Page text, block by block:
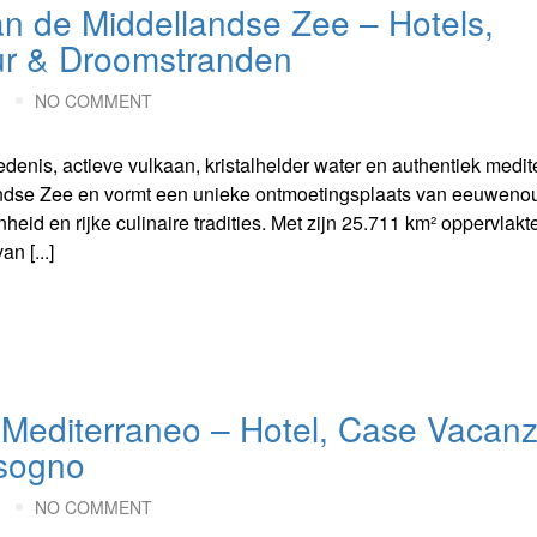
de Middellandse Zee – Hotels,
& Droomstranden
NO COMMENT
actieve vulkaan, kristalhelder water en authentiek
Zee en vormt een unieke ontmoetingsplaats van
en rijke culinaire tradities. Met zijn 25.711 km²
[...]
– Hotel, Case
NO COMMENT